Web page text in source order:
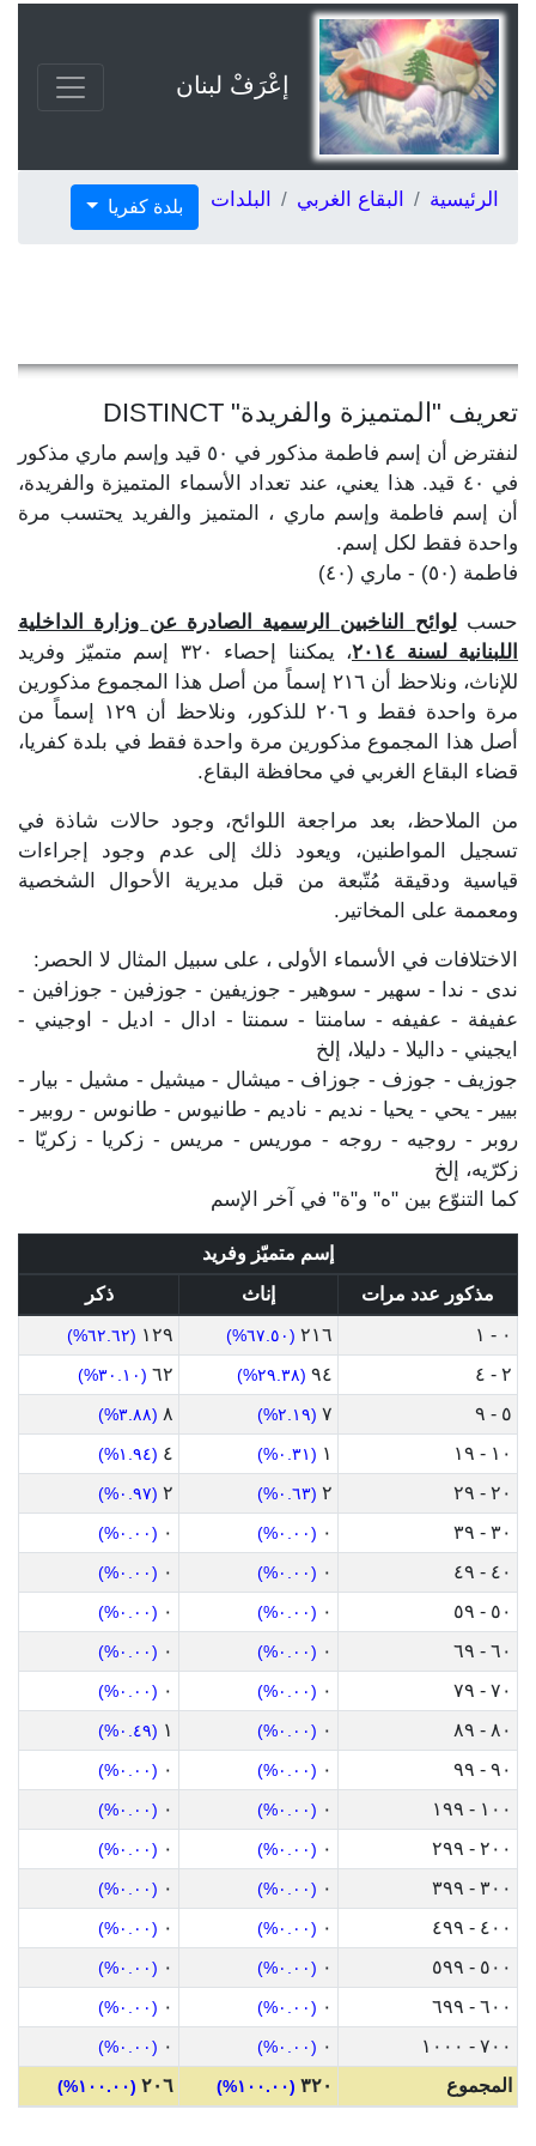
إعْرَفْ لبنان
الرئيسية البقاع الغربي البلدات بلدة كفريا
تعريف "المتميزة والفريدة" DISTINCT
لنفترض أن إسم فاطمة مذكور في ٥٠ قيد وإسم ماري مذكور
في ٤٠ قيد. هذا يعني، عند تعداد الأسماء المتميزة والفريدة،
أن إسم فاطمة وإسم ماري ، المتميز والفريد يحتسب مرة
واحدة فقط لكل إسم.
فاطمة (٥٠) - ماري (٤٠)
حسبلوائح الناخبين الرسمية الصادرة عن وزارة الداخلية
اللبنانية لسنة ٢٠١٤
، يمكننا إحصاء ٣٢٠ إسم متميّز وفريد
للإناث، ونلاحظ أن ٢١٦ إسماً من أصل هذا المجموع مذكورين
مرة واحدة فقط و ٢٠٦ للذكور، ونلاحظ أن ١٢٩ إسماً من
أصل هذا المجموع مذكورين مرة واحدة فقط في بلدة كفريا،
قضاء البقاع الغربي في محافظة البقاع.
من الملاحظ، بعد مراجعة اللوائح، وجود حالات شاذة في
تسجيل المواطنين، ويعود ذلك إلى عدم وجود إجراءات
قياسية ودقيقة مُتّبعة من قبل مديرية الأحوال الشخصية
ومعممة على المخاتير.
الاختلافات في الأسماء الأولى ، على سبيل المثال لا الحصر:
ندى - ندا - سهير - سوهير - جوزيفين - جوزفين - جوزافين -
عفيفة - عفيفه - سامنتا - سمنتا - ادال - اديل - اوجيني -
ايجيني - داليلا - دليلا، إلخ
جوزيف - جوزف - جوزاف - ميشال - ميشيل - مشيل - بيار -
بيير - يحي - يحيا - نديم - ناديم - طانيوس - طانوس - روبير -
روبر - روجيه - روجه - موريس - مريس - زكريا - زكريّا -
زكرّيه، إلخ
كما التنوّع بين "ه" و"ة" في آخر الإسم
إسم متميّز وفريد
مذكور عدد مرات
إناث
ذكر
٠ - ١
٢١٦ (٦٧.٥٠%) ١٢٩ (٦٢.٦٢%)
٢ - ٤ ٩٤ (٢٩.٣٨%) ٦٢ (٣٠.١٠%)
٥ - ٩ ٧ (٢.١٩%) ٨ (٣.٨٨%)
١٠ - ١٩ ١ (٠.٣١%) ٤ (١.٩٤%)
٢٠ - ٢٩ ٢ (٠.٦٣%) ٢ (٠.٩٧%)
٣٠ - ٣٩ ٠ (٠.٠٠%) ٠ (٠.٠٠%)
٤٠ - ٤٩ ٠ (٠.٠٠%) ٠ (٠.٠٠%)
٥٠ - ٥٩ ٠ (٠.٠٠%) ٠ (٠.٠٠%)
٦٠ - ٦٩ ٠ (٠.٠٠%) ٠ (٠.٠٠%)
٧٠ - ٧٩ ٠ (٠.٠٠%) ٠ (٠.٠٠%)
٨٠ - ٨٩ ٠ (٠.٠٠%) ١ (٠.٤٩%)
٩٠ - ٩٩ ٠ (٠.٠٠%) ٠ (٠.٠٠%)
١٠٠ - ١٩٩ ٠ (٠.٠٠%) ٠ (٠.٠٠%)
٢٠٠ - ٢٩٩ ٠ (٠.٠٠%) ٠ (٠.٠٠%)
٣٠٠ - ٣٩٩ ٠ (٠.٠٠%) ٠ (٠.٠٠%)
٤٠٠ - ٤٩٩ ٠ (٠.٠٠%) ٠ (٠.٠٠%)
٥٠٠ - ٥٩٩ ٠ (٠.٠٠%) ٠ (٠.٠٠%)
٦٠٠ - ٦٩٩ ٠ (٠.٠٠%) ٠ (٠.٠٠%)
٧٠٠ - ١٠٠٠ ٠ (٠.٠٠%) ٠ (٠.٠٠%)
المجموع ٣٢٠ (١٠٠.٠٠%) ٢٠٦ (١٠٠.٠٠%)